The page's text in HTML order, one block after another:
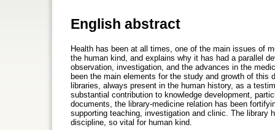
English abstract
Health has been at all times, one of the main issues of
the human kind, and explains why it has had a parallel
observation, investigation, and the advances in the
been the main elements for the study and growth of
libraries, always present in the human history, as a
substantial contribution to knowledge development,
documents, the library-medicine relation has been
supporting teaching, investigation and clinic. The library
discipline, so vital for human kind.